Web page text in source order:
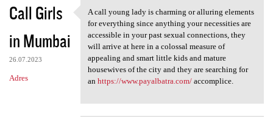
Call Girls
in Mumbai
26.07.2023
Adres
A call young lady is charming
A call young lady is charming or alluring elements
for everything since anything your necessities are
accessible in your past sexual connections, they
will arrive at here in a colossal measure of
appealing and smart little kids and mature
housewives of the city and they are searching for
an https://www.payalbatra.com/accomplice.